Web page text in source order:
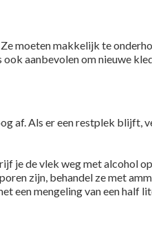
moeten makkelijk te
aanbevolen om nieuwe
af. Als er een restplek blijft,
je de vlek weg met alcohol
zijn, behandel ze met
een mengeling van een half